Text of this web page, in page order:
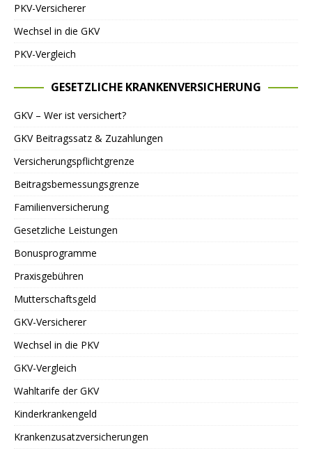
PKV-Versicherer
Wechsel in die GKV
PKV-Vergleich
GESETZLICHE KRANKENVERSICHERUNG
GKV – Wer ist versichert?
GKV Beitragssatz & Zuzahlungen
Versicherungspflichtgrenze
Beitragsbemessungsgrenze
Familienversicherung
Gesetzliche Leistungen
Bonusprogramme
Praxisgebühren
Mutterschaftsgeld
GKV-Versicherer
Wechsel in die PKV
GKV-Vergleich
Wahltarife der GKV
Kinderkrankengeld
Krankenzusatzversicherungen